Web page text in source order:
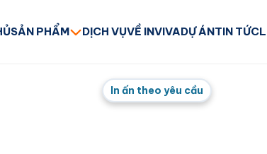
SẢN PHẨM DỊCH VỤVỀ INVIVADỰ ÁNTIN TỨC
In ấn theo yêu cầu